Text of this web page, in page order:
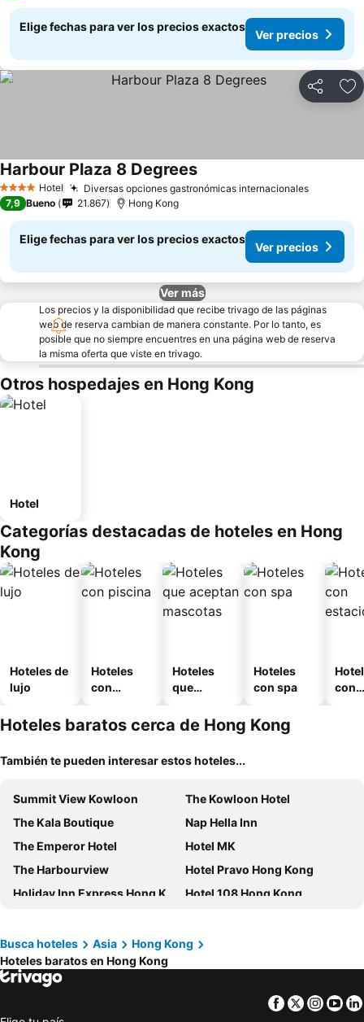
Elige fechas para ver los precios exactos
Ver precios
Compartir
4 EstrellasHotel Diversas opciones gastronómicas internacionalesVer
Harbour Plaza 8 DegreesVer precios
7,9 Bueno 21.867 Hong Kong
Elige fechas para ver los precios exactos
Ver precios
Ver más
Los precios y la disponibilidad que recibe trivago de las páginas
web de reserva cambian de manera constante. Por lo tanto, es
posible que no siempre encuentres en una página web de reserva
la misma oferta que viste en trivago.
Otros hospedajes en Hong Kong
Hotel
Categorías destacadas de hoteles en Hong
Kong
Hoteles de
lujo
Hoteles
con
Hoteles
que
mascotas
Hoteles
con spa
con
Hoteles baratos cerca de Hong Kong
También te pueden interesar estos hoteles...
Summit View Kowloon
The Kowloon Hotel
The Kala Boutique
Nap Hella Inn
The Emperor Hotel
Hotel MK
The Harbourview
Hotel Pravo Hong Kong
Holiday Inn Express Hong Kong Kowloon Cbd2 By Ihg
Hotel 108 Hong Kong
Panda Hotel
Ramada Hong Kong Harbour View
The Peninsula Hong Kong
Hong Kong Disneyland Hotel
Marco Polo Hongkong Hotel
Busca hoteles Asia
Hong Kong
Hoteles baratos en Hong Kong
Facebook
Twitter